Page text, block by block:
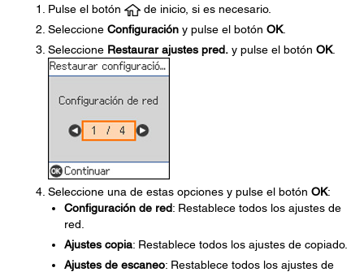
Pulse el botón
de inicio, si es necesario.
Seleccione Configuración y pulse el botón OK.
Seleccione Restaurar ajustes pred. y pulse el botón OK.
Seleccione una de estas opciones y pulse el botón OK:
Configuración de red: Restablece todos los ajustes de
red.
Ajustes copia: Restablece todos los ajustes de copiado.
Ajustes de escaneo: Restablece todos los ajustes de